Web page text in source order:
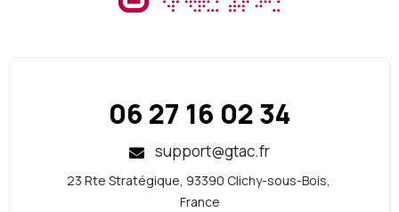
06 27 16 02 34
support@gtac.fr
23 Rte Stratégique, 93390 Clichy-sous-Bois,
France